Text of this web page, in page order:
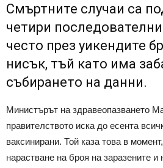
Смъртните случаи са
четири
често през уикендите
нисък, тъй като има
събирането на данни.
Министърът на здравеопазването
правителството иска до есента
ваксинирани. Той каза това в
нарастване на броя на заразените